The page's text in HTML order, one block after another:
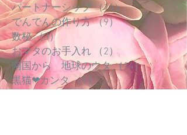
パートナーシップ （14）14件の記事
でんでんの作り方 （9）9件の記事
数秘 （3）
おマタのお手入れ
（2）2件の記事
南国から 地球のウタ （14）14件の記
黒猫❤︎カンタ （5）5件の記事